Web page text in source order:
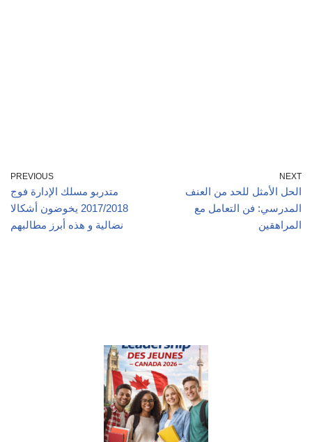
PREVIOUS
متدربو مسلك الإدارة فوج
2017/2018 يخوضون أشكالا
نضالية و هذه أبرز مطالبهم
NEXT
الحل الأمثل للحد من العنف
المدرسي: فن التعامل مع
المراهقين